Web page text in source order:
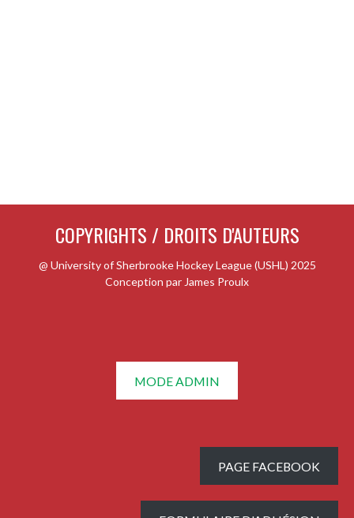
COPYRIGHTS / DROITS D'AUTEURS
@ University of Sherbrooke Hockey League (USHL) 2025
Conception par James Proulx
MODE ADMIN
PAGE FACEBOOK